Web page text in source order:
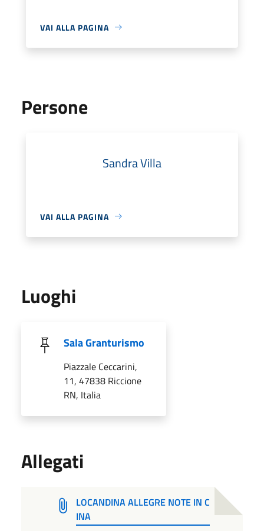
VAI ALLA PAGINA
Persone
Sandra Villa
VAI ALLA PAGINA
Luoghi
Sala Granturismo
Piazzale Ceccarini,
11, 47838 Riccione
RN, Italia
Allegati
LOCANDINA ALLEGRE NOTE IN C
INA